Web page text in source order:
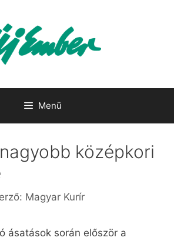
Menü
középkori
Magyar Kurír
ásatások során először a